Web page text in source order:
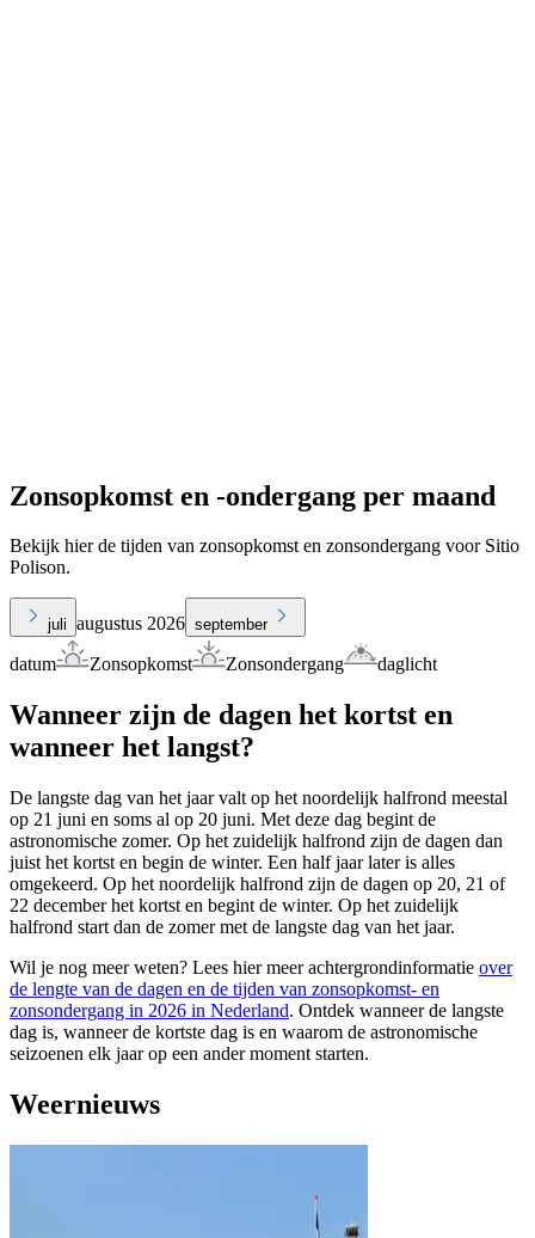
Zonsopkomst en -ondergang per maand
Bekijk hier de tijden van zonsopkomst en zonsondergang voor Sitio
Polison.
juli augustus 2026 september
datum Zonsopkomst Zonsondergang daglicht
Wanneer zijn de dagen het kortst en
wanneer het langst?
De langste dag van het jaar valt op het noordelijk halfrond meestal
op 21 juni en soms al op 20 juni. Met deze dag begint de
astronomische zomer. Op het zuidelijk halfrond zijn de dagen dan
juist het kortst en begin de winter. Een half jaar later is alles
omgekeerd. Op het noordelijk halfrond zijn de dagen op 20, 21 of
22 december het kortst en begint de winter. Op het zuidelijk
halfrond start dan de zomer met de langste dag van het jaar.
Wil je nog meer weten? Lees hier meer achtergrondinformatie over
de lengte van de dagen en de tijden van zonsopkomst- en
zonsondergang in 2026 in Nederland. Ontdek wanneer de langste
dag is, wanneer de kortste dag is en waarom de astronomische
seizoenen elk jaar op een ander moment starten.
Weernieuws